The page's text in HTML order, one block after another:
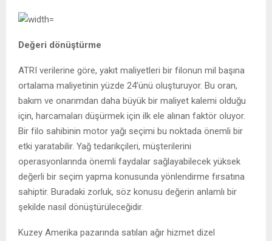
Değeri dönüştürme
ATRI verilerine göre, yakıt maliyetleri bir filonun mil başına
ortalama maliyetinin yüzde 24’ünü oluşturuyor. Bu oran,
bakım ve onarımdan daha büyük bir maliyet kalemi olduğu
için, harcamaları düşürmek için ilk ele alınan faktör oluyor.
Bir filo sahibinin motor yağı seçimi bu noktada önemli bir
etki yaratabilir. Yağ tedarikçileri, müşterilerini
operasyonlarında önemli faydalar sağlayabilecek yüksek
değerli bir seçim yapma konusunda yönlendirme fırsatına
sahiptir. Buradaki zorluk, söz konusu değerin anlamlı bir
şekilde nasıl dönüştürüleceğidir.
Kuzey Amerika pazarında satılan ağır hizmet dizel